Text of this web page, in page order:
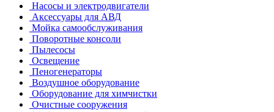
Насосы и электродвигатели
Аксессуары для АВД
Мойка самообслуживания
Поворотные консоли
Пылесосы
Освещение
Пеногенераторы
Воздушное оборудование
Оборудование для химчистки
Очистные сооружения